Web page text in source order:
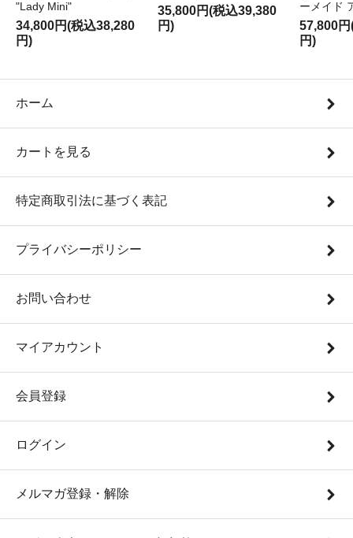
"Lady Mini"
34,800円(税込38,280
円)
35,800円(税込39,380
円)
ーメイド
57,800
円)
ホーム
カートを見る
特定商取引法に基づく表記
プライバシーポリシー
お問い合わせ
マイアカウント
会員登録
ログイン
メルマガ登録・解除